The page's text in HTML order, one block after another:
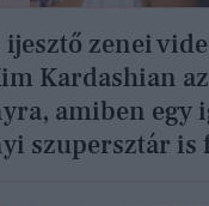
zenei
Kardashian
amiben egy
szupersztár is